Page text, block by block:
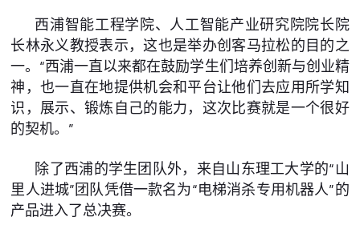
西浦智能工程学院、人工智能产业研究院院长院
长林永义教授表示，这也是举办创客马拉松的目的之
一。“西浦一直以来都在鼓励学生们培养创新与创业精
神，也一直在地提供机会和平台让他们去应用所学知
识，展示、锻炼自己的能力，这次比赛就是一个很好
的契机。”
除了西浦的学生团队外，来自山东理工大学的“山
里人进城”团队凭借一款名为“电梯消杀专用机器人”的
产品进入了总决赛。